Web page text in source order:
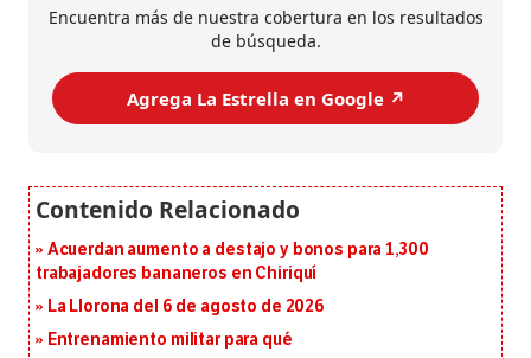
Encuentra más de nuestra cobertura en los resultados
de búsqueda.
Agrega La Estrella en Google ↗️
Acuerdan aumento a destajo y bonos para 1,300
trabajadores bananeros en Chiriquí
La Llorona del 6 de agosto de 2026
Entrenamiento militar para qué